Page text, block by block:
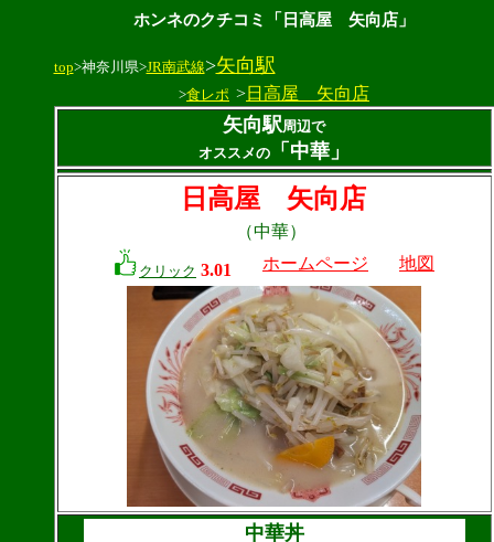
ホンネのクチコミ「日高屋 矢向店」
top>神奈川県>JR南武線>矢向駅
>食レポ >日高屋 矢向店
矢向駅周辺で
オススメの
「中華」
日高屋 矢向店
（中華）
クリック 3.01 ホームページ 地図
中華丼